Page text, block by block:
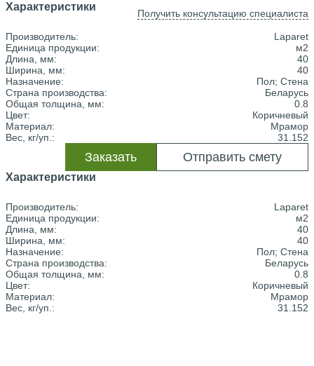
Характеристики
Производитель:
Laparet
Единица продукции:
м2
Длина, мм:
40
Ширина, мм:
40
Назначение:
Пол; Стена
Страна производства:
Беларусь
Общая толщина, мм:
0.8
Цвет:
Коричневый
Материал:
Мрамор
Вес, кг/уп.:
31.152
Отправить смету
Заказать
Получить консультацию специалиста
Характеристики
Производитель:
Laparet
Единица продукции:
м2
Длина, мм:
40
Ширина, мм:
40
Назначение:
Пол; Стена
Страна производства:
Беларусь
Общая толщина, мм:
0.8
Цвет:
Коричневый
Материал:
Мрамор
Вес, кг/уп.:
31.152